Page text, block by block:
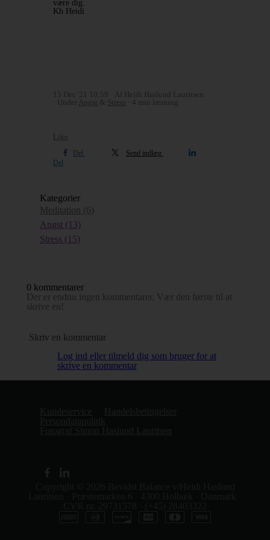
være dig.
Kh Heidi
15 Dec '21 10:59
Af Heidi Haslund Lauritsen
Under Angst & Stress 4 min læsning
Like
Del
Send indlæg
Del
Kategorier
Meditation (6)
Angst (13)
Stress (15)
0 kommentarer
Der er endnu ingen kommentarer. Vær den første til at
skrive en!
Skriv en kommentar
Log ind eller tilmeld dig som bruger for at
skrive en kommentar